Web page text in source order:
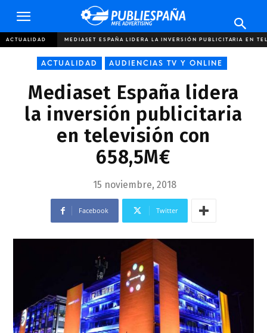
Publiespaña
ACTUALIDAD MEDIASET ESPAÑA LIDERA LA INVERSIÓN PUBLICITARIA EN
ACTUALIDAD AUDIENCIAS TV Y ONLINE
Mediaset España lidera
la inversión publicitaria
en televisión con
658,5M€
15 noviembre, 2018
Facebook Twitter